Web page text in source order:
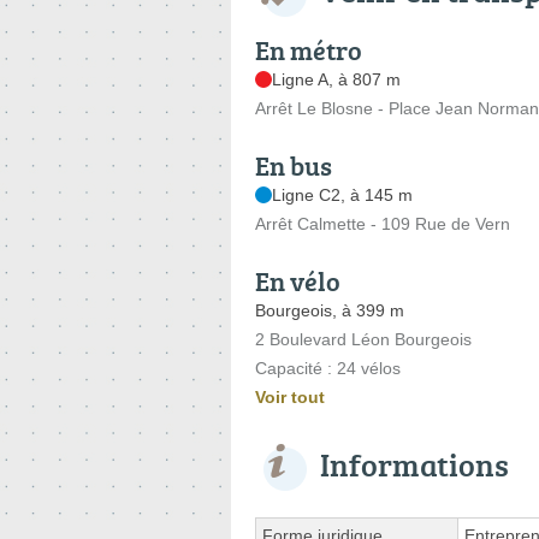
En métro
Ligne A, à 807 m
Arrêt Le Blosne - Place Jean
En bus
Ligne C2, à 145 m
Arrêt Calmette - 109 Rue de Vern
En vélo
Bourgeois, à 399 m
2 Boulevard Léon Bourgeois
Capacité : 24 vélos
Voir tout
Informations